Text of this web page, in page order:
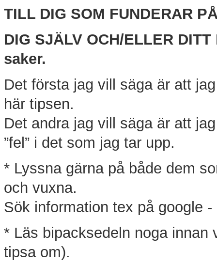
TILL DIG SOM FUNDERAR
DIG SJÄLV OCH/ELLER DITT
saker.
Det första jag vill säga är att
här tipsen.
Det andra jag vill säga är att
”fel” i det som jag tar upp.
* Lyssna gärna på både dem
och vuxna.
Sök information tex på google
* Läs bipacksedeln noga innan
tipsa om).